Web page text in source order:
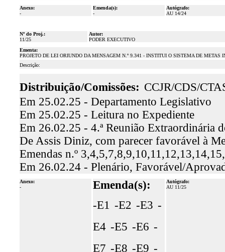
Anexo:
-
Emenda(s):
-
Autógrafo:
AU 14/24
Nº do Proj.:
11/25
Autor:
PODER EXECUTIVO
Ementa:
PROJETO DE LEI ORIUNDO DA MENSAGEM N.º 9.341 - INSTITUI O SISTEMA DE METAS
Descrição:
Distribuição/Comissões: CCJR/CDS/
Em 25.02.25 - Departamento Legislativo
Em 25.02.25 - Leitura no Expediente
Em 26.02.25 - 4.ª Reunião Extraordinária
De Assis Diniz, com parecer favorável à
Emendas n.º
Em 26.02.24 - Plenário, Favorável/
Anexo:
-
Emenda(s):
-E1 -E2 -E3 -
E4 -E5 -E6 -
E7 -E8 -E9 -
Autógrafo:
AU 11/25